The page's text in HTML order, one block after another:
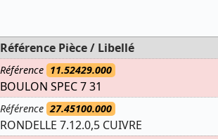
Référence Pièce / Libellé
Référence 11.52429.000
BOULON SPEC 7 31
Référence 27.45100.000
RONDELLE 7.12.0,5 CUIVRE